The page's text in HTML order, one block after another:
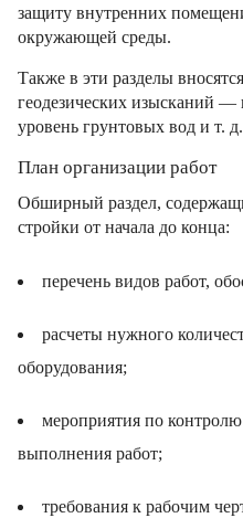
защиту внутренних
окружающей среды.
Также в эти разделы
геодезических изысканий —
уровень грунтовых вод и т. д.
План организации работ
Обширный раздел,
стройки от начала до конца:
перечень видов работ,
расчеты нужного
оборудования;
мероприятия по
выполнения работ;
требования к рабочим